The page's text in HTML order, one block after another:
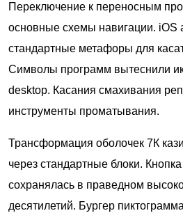
Переключение к переносным
основные схемы навигации. iOS
стандартные метафоры для
Символы программ вытеснили
desktop. Касания смахивания
инструменты проматывания.
Трансформация оболочек 7К
через стандартные блоки.
сохранялась в праведном
десятилетий. Бургер